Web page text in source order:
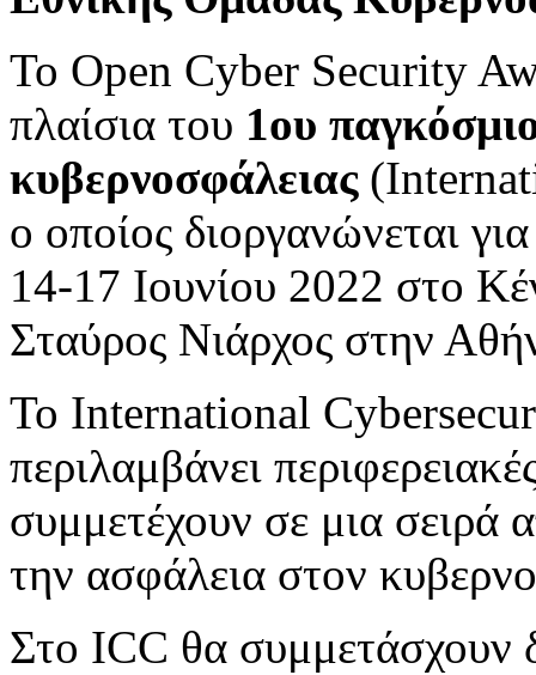
Το Open Cyber Security
πλαίσια του 1ου
κυβερνοσφάλειας
ο οποίος διοργανώνεται
14-17 Ιουνίου 2022 στο
Σταύρος Νιάρχος στην
Το International
περιλαμβάνει
συμμετέχουν σε μια σειρά
την ασφάλεια στον
Στο ICC θα συμμετάσχουν